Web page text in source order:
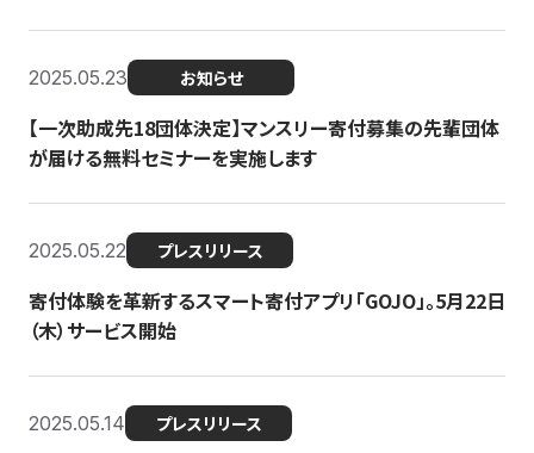
2025.05.23 お知らせ
【一次助成先18団体決定】マンスリー寄付募集の先輩団体
が届ける無料セミナーを実施します
2025.05.22 プレスリリース
寄付体験を革新するスマート寄付アプリ「GOJO」。5月22日
（木）サービス開始
2025.05.14 プレスリリース